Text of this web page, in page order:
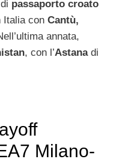
di passaporto croato
Italia con Cantù,
annata,
, con l’Astanadi
Milano-